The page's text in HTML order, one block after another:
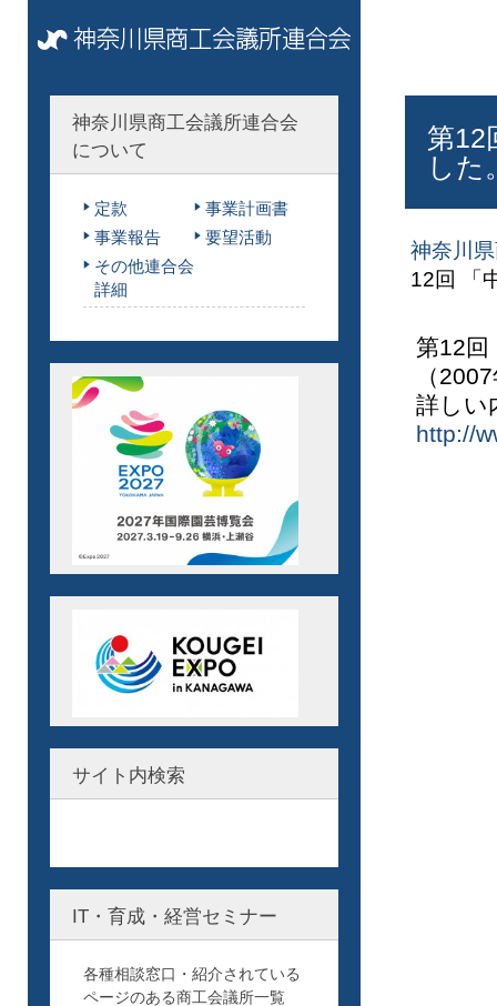
第12
した
神奈川
12回 「
第12回
（
詳しい
http://
神奈川県商工会議所連合会
について
定款
事業計画書
事業報告
要望活動
その他連合会
詳細
サイト内検索
IT・育成・経営セミナー
各種相談窓口・紹介されている
ページのある商工会議所一覧